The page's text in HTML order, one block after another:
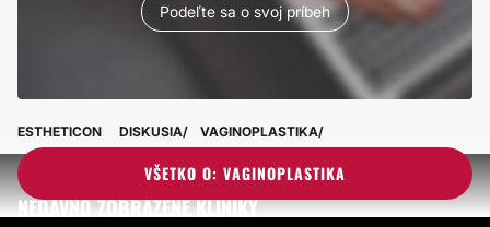
Podeľte sa o svoj príbeh
VŠETKO O: VAGINOPLASTIKA
ESTHETICON DISKUSIA VAGINOPLASTIKA
NEDÁVNO ZOBRAZENÉ KLINIKY